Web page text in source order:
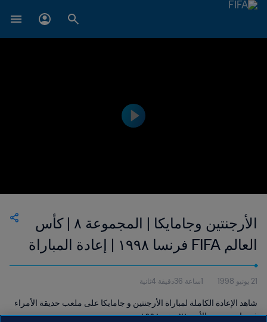
الأرجنتين وجامايكا | المجموعة ٨ | كأس
العالم FIFA فرنسا ١٩٩٨ | إعادة المباراة
21 يونيو 1998 1ساعة 36دقيقة 4ثانية
شاهد الإعادة الكاملة لمباراة الأرجنتين و جامايكا على ملعب حديقة الأمراء
في باريس يوم الأحد ٢١ يونيو ١٩٩٨.